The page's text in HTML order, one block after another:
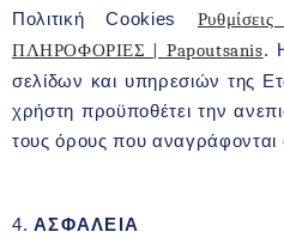
Πολιτική Cookies
ΠΛΗΡΟΦΟΡΙΕΣ | Papoutsanis.
σελίδων και υπηρεσιών της
χρήστη προϋποθέτει την
τους όρους που αναγράφονται
4. ΑΣΦΑΛΕΙΑ